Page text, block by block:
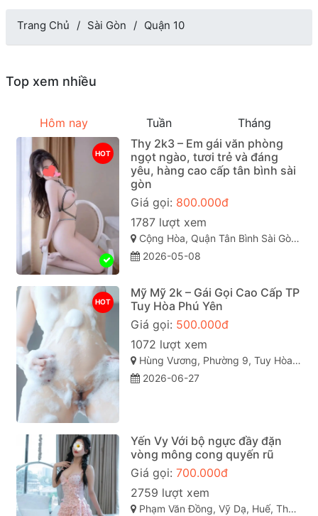
Trang Chủ Sài Gòn Quận 10
Top xem nhiều
Hôm nay Tuần Tháng
HOT
Thy 2k3 – Em gái văn phòng
ngọt ngào, tươi trẻ và đáng
yêu, hàng cao cấp tân bình sài
gòn
Giá gọi: 800.000đ
1787 lượt xem
Cộng Hòa, Quận Tân Bình Sài Gòn ( TP. Hồ Chí Minh )
2026-05-08
HOT
Mỹ Mỹ 2k – Gái Gọi Cao Cấp TP
Tuy Hòa Phú Yên
Giá gọi: 500.000đ
1072 lượt xem
Hùng Vương, Phường 9, Tuy Hòa, Phú Yên
2026-06-27
Yến Vy Với bộ ngực đầy đặn
vòng mông cong quyến rũ
Giá gọi: 700.000đ
2759 lượt xem
Phạm Văn Đồng, Vỹ Dạ, Huế, Thừa Thiên Huế